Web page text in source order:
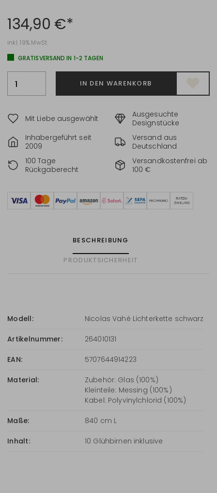
134,90 €*
inkl. 19% MwSt.
GRATISVERSAND IN 1-2 TAGEN
IN DEN WARENKORB
Mit Liebe ausgewählt
Ausgesuchte
Designstücke
Inhabergeführt seit
2009
Versand aus
Deutschland
100 Tage
Rückgaberecht
Versandkostenfrei ab
100 €
BESCHREIBUNG
PRODUKTSICHERHEIT
Modell: Nicolas Vahé Lichterkette schwarz
Artikelnummer: 264010131
EAN: 5707644914223
Material:
Zubehör: Glas (100%)
Kleinteile: Messing (100%)
Kabel: Polyvinylchlorid (100%)
Maße: 840 cm L
Inhalt: 10 Glühbirnen inklusive